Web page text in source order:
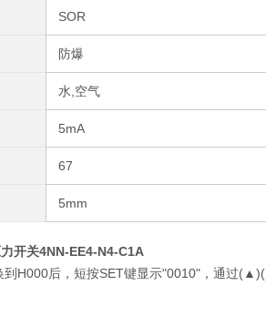
SOR
防爆
水,空气
5mA
67
5mm
开关4NN-EE4-N4-C1A
到H000后，短按SET键显示"0010"，通过